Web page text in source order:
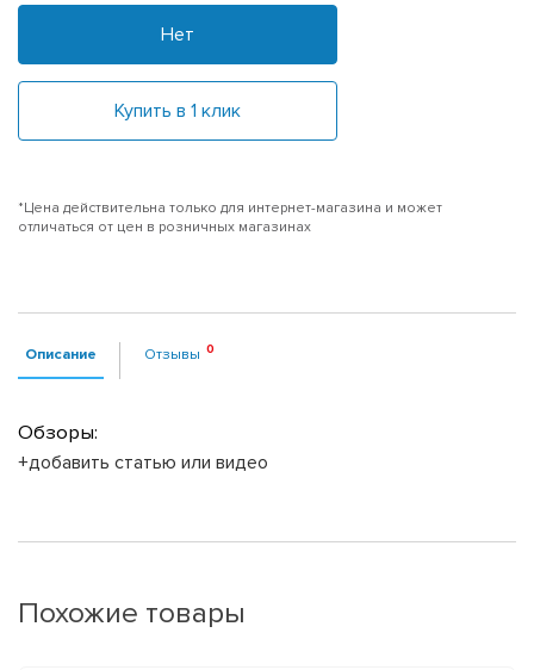
Нет
Купить в 1 клик
*Цена действительна только для интернет-магазина и может
отличаться от цен в розничных магазинах
Описание Отзывы
Обзоры:
+добавить статью или видео
Похожие товары